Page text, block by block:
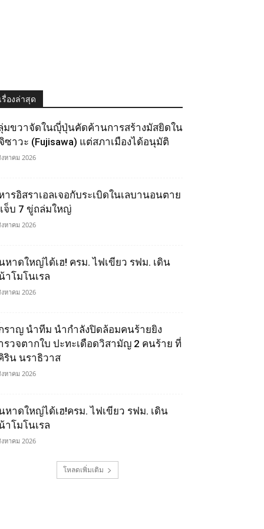
เรื่องล่าสุด
มขวาจัดในญุี่ปุ่นคัดค้านการสร้างมัสยิดใน
ซาวะ (Fujisawa) แต่สภาเมืองได้อนุมัติ
หาคม 2026
ารอิสราเอลเจอกับระเบิดในเลบานอนตาย
จ็บ 7 ขู่ถล่มใหญ่
หาคม 2026
หาดใหญ่ได้เฮ! ครม. ไฟเขียว รฟม. เดิน
าโมโนเรล
หาคม 2026
ราญ นำทีม นำกำลังปิดล้อมคนร้ายยิง
รวจตากใบ ปะทะเดือดวิสามัญ 2 คนร้าย ที่
ริน นราธิวาส
หาคม 2026
หาดใหญ่ได้เฮ!ครม. ไฟเขียว รฟม. เดิน
าโมโนเรล
หาคม 2026
โหลดเพิ่มเติม